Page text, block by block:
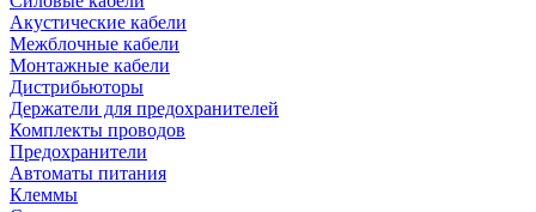
Акустические кабели
Межблочные кабели
Монтажные кабели
Дистрибьюторы
Держатели для предохранителей
Комплекты проводов
Предохранители
Автоматы питания
Клеммы